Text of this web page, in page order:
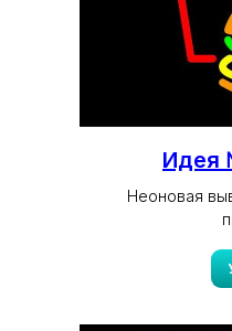
Идея
Неоновая